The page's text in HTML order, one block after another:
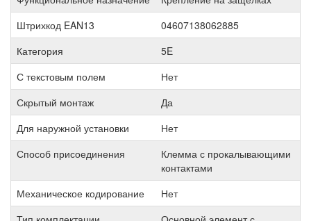
Штрихкод EAN13
04607138062885
Категория
5E
С текстовым полем
Нет
Скрытый монтаж
Да
Для наружной установки
Нет
Способ присоединения
Клемма с прокалывающими
контактами
Механическое кодирование
Нет